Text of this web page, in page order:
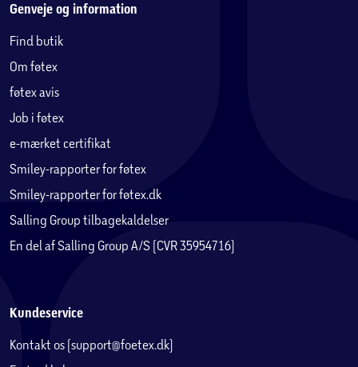
Genveje og information
Find butik
Om føtex
føtex avis
Job i føtex
e-mærket certifikat
Smiley-rapporter for føtex
Smiley-rapporter for føtex.dk
Salling Group tilbagekaldelser
En del af Salling Group A/S (CVR 35954716)
Kundeservice
Kontakt os (support@foetex.dk)